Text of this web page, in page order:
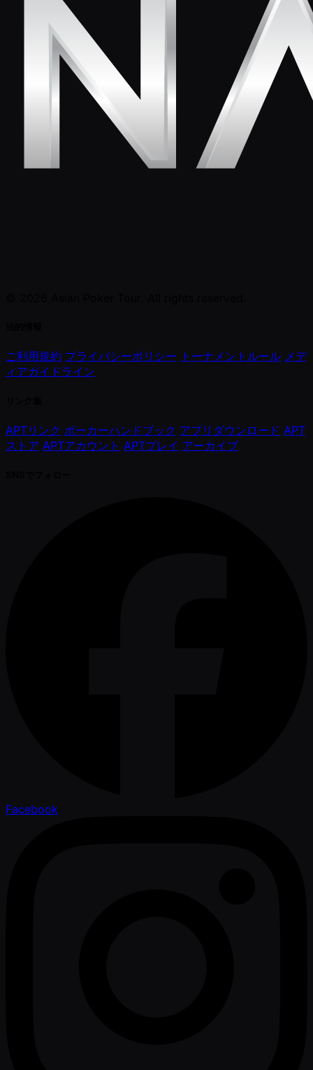
ご利用規約 プライバシーポリシー トーナメントルール メデ
ィアガイドライン
APTリンク ポーカーハンドブック アプリダウンロード APT
ストア APTアカウント APTプレイ アーカイブ
Facebook